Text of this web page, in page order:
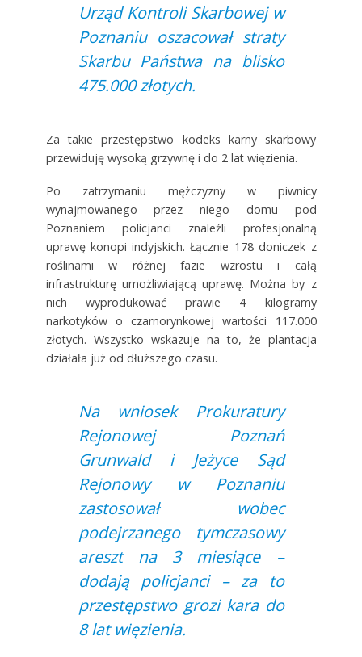
Urząd Kontroli Skarbowej w
Poznaniu oszacował straty
Skarbu Państwa na blisko
475.000 złotych.
Za takie przestępstwo kodeks karny skarbowy
przewiduję wysoką grzywnę i do 2 lat więzienia.
Po zatrzymaniu mężczyzny w piwnicy
wynajmowanego przez niego domu pod
Poznaniem policjanci znaleźli profesjonalną
uprawę konopi indyjskich. Łącznie 178 doniczek z
roślinami w różnej fazie wzrostu i całą
infrastrukturę umożliwiającą uprawę. Można by z
nich wyprodukować prawie 4 kilogramy
narkotyków o czarnorynkowej wartości 117.000
złotych. Wszystko wskazuje na to, że plantacja
działała już od dłuższego czasu.
Na wniosek Prokuratury
Rejonowej Poznań
Grunwald i Jeżyce Sąd
Rejonowy w Poznaniu
zastosował wobec
podejrzanego tymczasowy
areszt na 3 miesiące –
dodają policjanci – za to
przestępstwo grozi kara do
8 lat więzienia.